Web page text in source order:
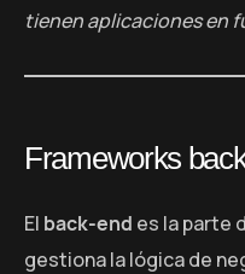
tienen aplicaciones en
Frameworks
El back-end es la parte
gestiona la lógica de